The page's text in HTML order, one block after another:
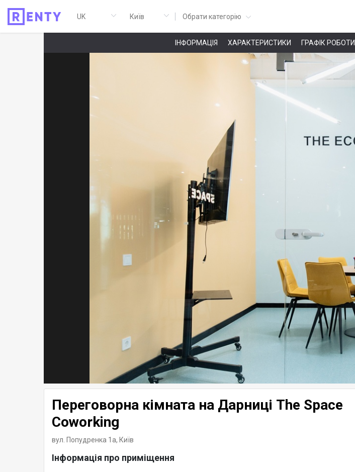
Обрати категорію
ІНФОРМАЦІЯ ХАРАКТЕРИСТИКИ ГРАФІК РОБОТИ
Переговорна кімната на Дарниці The Space
Coworking
вул. Попудренка 1а, Київ
Інформація про приміщення